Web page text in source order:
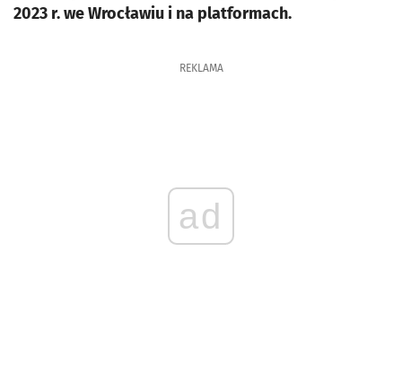
2023 r. we Wrocławiu i na platformach.
REKLAMA
ad